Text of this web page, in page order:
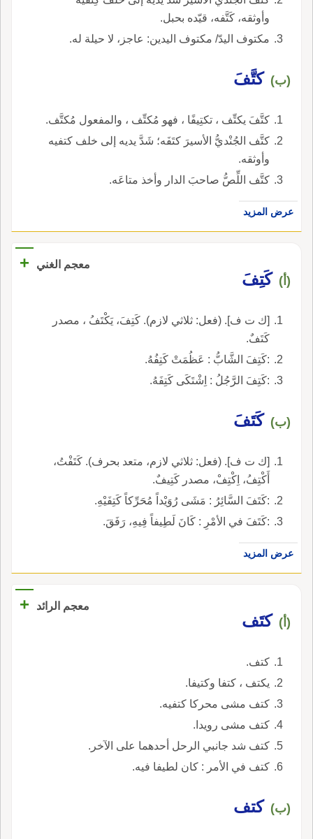
وأوثقه، كَتَّفه، قيّده بحبل.
مكتوف اليدّ/ مكتوف اليدين: عاجز، لا حيلة له.
(ب) كتَّفَ
كتَّفَ يكتِّف ، تكتِيفًا ، فهو مُكتِّف ، والمفعول مُكتَّف.
كتَّف الجُنْديُّ الأسيرَ كتَفَه؛ شَدَّ يديه إلى خلف كتفيه
وأوثقه.
كتَّف اللِّصُّ صاحبَ الدار وأخذ متاعَه.
عرض المزيد
معجم الغني +
(أ) كَتِفَ
[ك ت ف]. (فعل: ثلاثي لازم). كَتِفَ، يَكْتَفُ ، مصدر
كَتَفٌ.
:كَتِفَ الشَّابُّ : عَظُمَتْ كَتِفُهُ.
:كَتِفَ الرَّجُلُ : اِشْتَكَى كَتِفَهُ.
(ب) كَتَفَ
[ك ت ف]. (فعل: ثلاثي لازم، متعد بحرف). كَتَفْتُ،
أَكْتِفُ، اِكْتِفْ، مصدر كَتِيفٌ.
:كَتَفَ السَّائِرُ : مَشَى رُوَيْداً مُحَرِّكاً كَتِفَيْهِ.
:كَتَفَ في الأمْرِ : كَانَ لَطِيفاً فِيهِ، رَفَقَ.
عرض المزيد
معجم الرائد +
(أ) كتَف
كتف.
يكتف ، كتفا وكتيفا.
كتف مشى محركا كتفيه.
كتف مشى رويدا.
كتف شد جانبي الرحل أحدهما على الآخر.
كتف في الأمر : كان لطيفا فيه.
(ب) كتف